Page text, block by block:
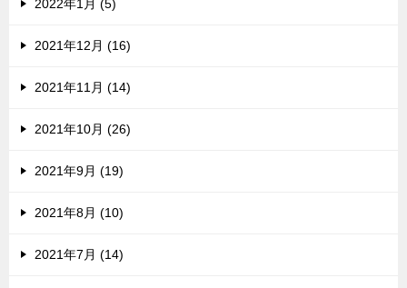
2022年1月 (5)
2021年12月 (16)
2021年11月 (14)
2021年10月 (26)
2021年9月 (19)
2021年8月 (10)
2021年7月 (14)